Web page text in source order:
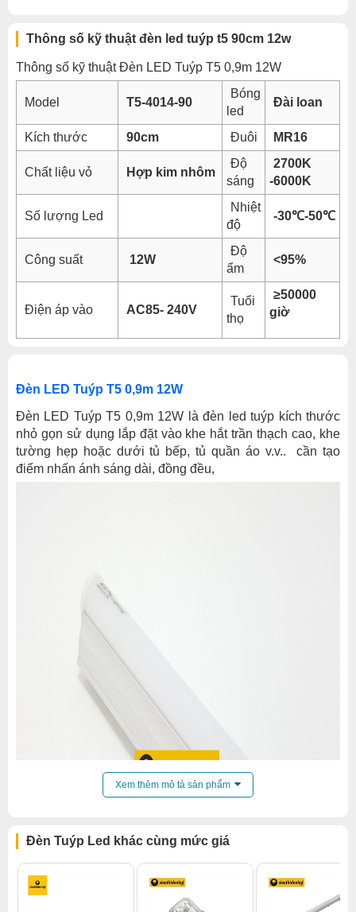
Thông số kỹ thuật đèn led tuýp t5 90cm 12w
Thông số kỹ thuật Đèn LED Tuýp T5 0,9m 12W
Model T5-4014-90
Bóng
led
Đài loan
Kích thước 90cm Đuôi MR16
Chất liệu vỏ Hợp kim nhôm
Độ
sáng
2700K
-6000K
Số lượng Led
Nhiệt
độ
-30℃-50℃
Công suất 12W
Độ
ẩm
<95%
Điện áp vào AC85- 240V
Tuổi
thọ
≥50000
giờ
Đèn LED Tuýp T5 0,9m 12W
Đèn LED Tuýp T5 0,9m 12W là đèn led tuýp kích thước
nhỏ gọn sử dụng lắp đặt vào khe hắt trần thạch cao, khe
tường hẹp hoặc dưới tủ bếp, tủ quần áo v.v..
cần tạo
điểm nhấn ánh sáng dài, đồng đều,
Xem thêm mô tả sản phẩm
Đèn Tuýp Led khác cùng mức giá